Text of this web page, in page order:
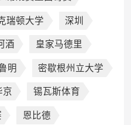
瑞顿大学 深圳
酒 皇家马德里
明 密歇根州立大学
京 锡瓦斯体育
恩比德